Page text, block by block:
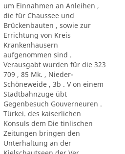
um Einnahmen an Anleihen ,
die für Chaussee und
Brückenbauten , sowie zur
Errichtung von Kreis
Krankenhausern
aufgenommen sind .
Verausgabt wurden für die 323
709 , 85 Mk. , Nieder-
Schöneweide , 3b . V on einem
Stadtbahnzuge übt
Gegenbesuch Gouverneuren .
Türkei. des kaiserlichen
Konsuls dem Die tinlischen
Zeitungen bringen den
Unterhaltung an der